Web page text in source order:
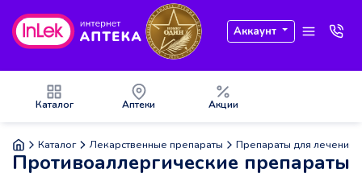
Аккаунт
Каталог Аптеки Акции
Каталог Лекарственные препараты Препараты для лечения
Противоаллергические препараты